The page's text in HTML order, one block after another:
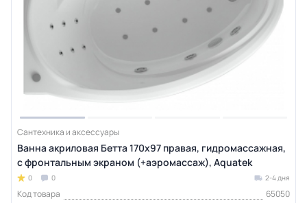
Сантехника и аксессуары
Ванна акриловая Бетта 170х97 правая, гидромассажная,
с фронтальным экраном (+аэромассаж), Aquatek
0 0 2-4 дня
Код товара
65050